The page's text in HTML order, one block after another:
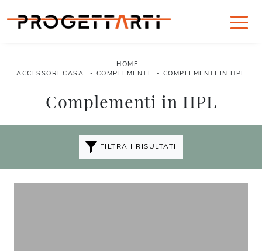
HOME -
ACCESSORI CASA
- COMPLEMENTI - COMPLEMENTI IN HPL
Complementi in HPL
FILTRA I RISULTATI